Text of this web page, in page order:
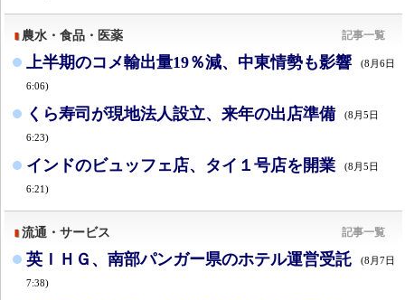
農水・食品・医薬 記事一覧
上半期のコメ輸出量19％減、中東情勢も影響 (8月6日
6:06)
くら寿司が現地法人設立、来年の出店準備 (8月5日
6:23)
インドのビュッフェ店、タイ１号店を開業 (8月5日
6:21)
流通・サービス 記事一覧
英ＩＨＧ、南部パンガー県のホテル運営受託 (8月7日
7:38)